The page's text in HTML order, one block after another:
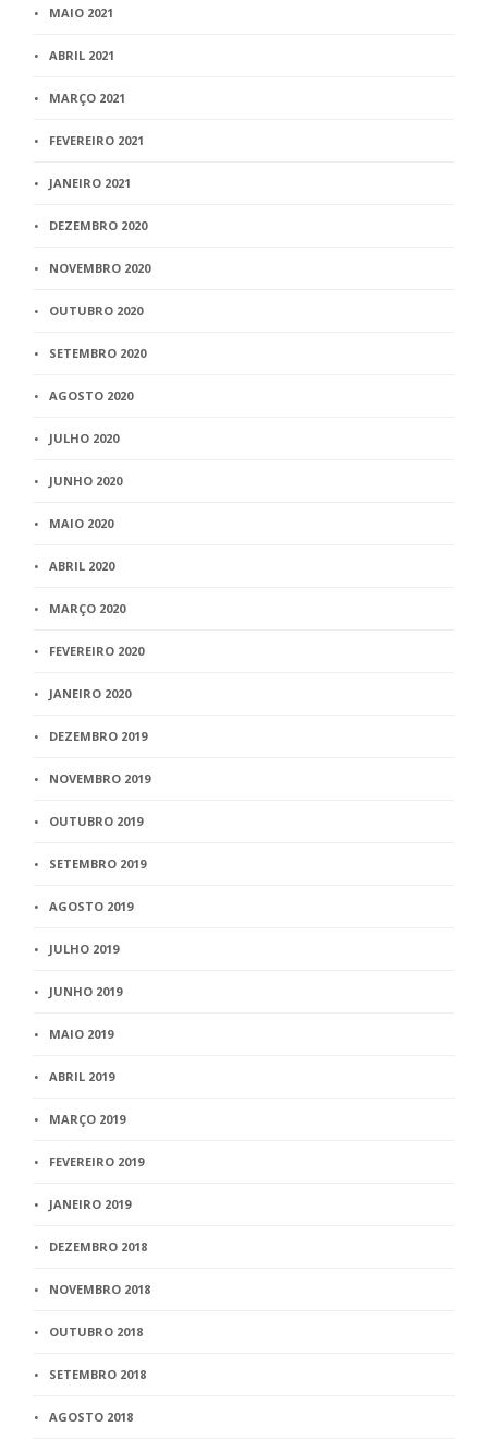
MAIO 2021
ABRIL 2021
MARÇO 2021
FEVEREIRO 2021
JANEIRO 2021
DEZEMBRO 2020
NOVEMBRO 2020
OUTUBRO 2020
SETEMBRO 2020
AGOSTO 2020
JULHO 2020
JUNHO 2020
MAIO 2020
ABRIL 2020
MARÇO 2020
FEVEREIRO 2020
JANEIRO 2020
DEZEMBRO 2019
NOVEMBRO 2019
OUTUBRO 2019
SETEMBRO 2019
AGOSTO 2019
JULHO 2019
JUNHO 2019
MAIO 2019
ABRIL 2019
MARÇO 2019
FEVEREIRO 2019
JANEIRO 2019
DEZEMBRO 2018
NOVEMBRO 2018
OUTUBRO 2018
SETEMBRO 2018
AGOSTO 2018